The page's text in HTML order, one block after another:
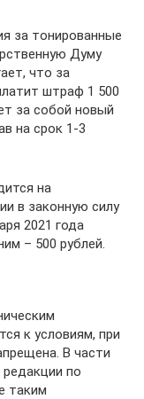
за тонированные
Думу
что за
штраф 1 500
за собой новый
на срок 1-3
на
в законную силу
2021 года
– 500 рублей.
к условиям, при
В части
по
таким